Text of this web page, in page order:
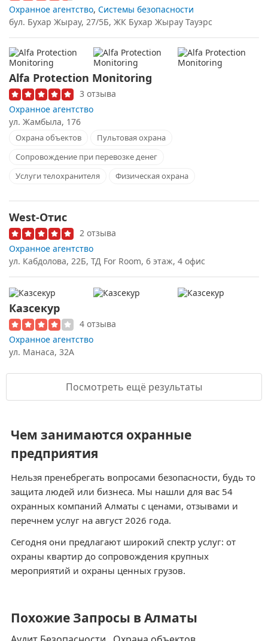
Охранное агентство, Системы безопасности
бул. Бухар Жырау, 27/5Б, ЖК Бухар Жырау Тауэрс
Alfa Protection Monitoring
3 отзыва
Охранное агентство
ул. Жамбыла, 176
Охрана объектов
Пультовая охрана
Сопровождение при перевозке денег
Услуги телохранителя
Физическая охрана
West-Отис
2 отзыва
Охранное агентство
ул. Кабдолова, 22Б, ТД For Room, 6 этаж, 4 офис
Казсекур
4 отзыва
Охранное агентство
ул. Манаса, 32А
Посмотреть ещё результаты
Чем занимаются охранные
предприятия
Нельзя пренебрегать вопросами безопасности, будь то
защита людей или бизнеса. Мы нашли для вас 54
охранных компаний Алматы с ценами, отзывами и
перечнем услуг на август 2026 года.
Сегодня они предлагают широкий спектр услуг: от
охраны квартир до сопровождения крупных
мероприятий и охраны ценных грузов.
Похожие Запросы в Алматы